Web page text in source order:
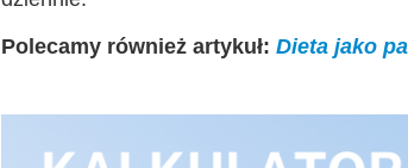
Polecamy również artykuł: Dieta jako